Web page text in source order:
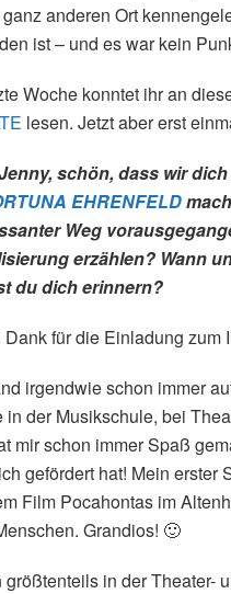
anderen Ort
ist – und es war kein
Woche konntet ihr an
lesen. Jetzt aber erst
schön, dass wir
EHRENFELD
Weg
erzählen? Wann
du dich erinnern?
für die Einladung zum
irgendwie schon immer
in der Musikschule, bei
mir schon immer Spaß
gefördert hat! Mein erster
Film Pocahontas im
Grandios! 🙂
größtenteils in der Theater-